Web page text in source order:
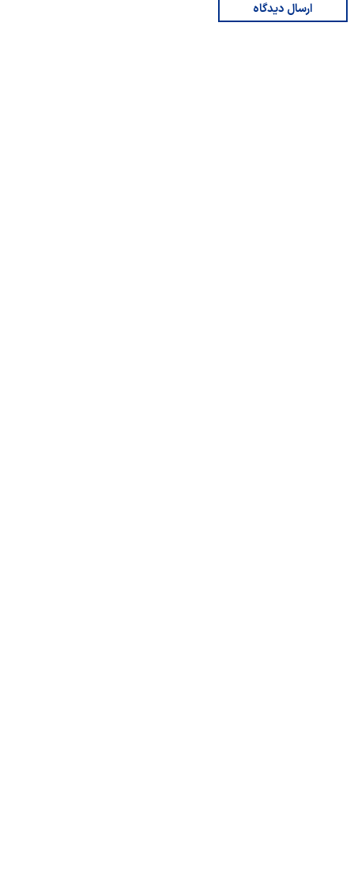
ارسال دیدگاه